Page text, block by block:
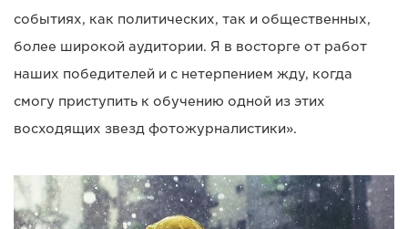
событиях, как политических, так и общественных,
более широкой аудитории. Я в восторге от работ
наших победителей и с нетерпением жду, когда
смогу приступить к обучению одной из этих
восходящих звезд фотожурналистики».